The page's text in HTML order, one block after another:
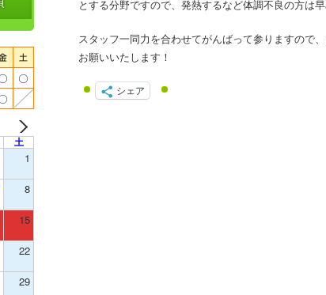
とする分野ですので、発熱するなど体調不良の方は
スタッフ一同力を合わせてがんばって参りますので
お願いいたします！
シェア
土
1
8
15
22
29